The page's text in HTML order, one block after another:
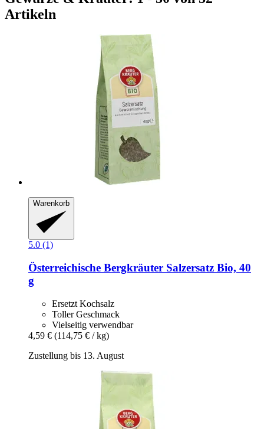
Artikeln
Warenkorb
5.0 (1)
Österreichische Bergkräuter Salzersatz Bio, 40
g
Ersetzt Kochsalz
Toller Geschmack
Vielseitig verwendbar
4,59 € (114,75 € / kg)
Zustellung bis 13. August